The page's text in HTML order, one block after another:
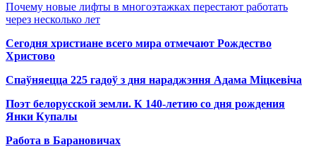
Почему новые лифты в многоэтажках перестают работать
через несколько лет
Сегодня христиане всего мира отмечают Рождество
Христово
Спаўняецца 225 гадоў з дня нараджэння Адама Міцкевіча
Поэт белорусской земли. К 140-летию со дня рождения
Янки Купалы
Работа в Барановичах